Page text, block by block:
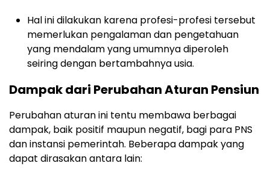
Hal ini dilakukan karena profesi-profesi tersebut
memerlukan pengalaman dan pengetahuan
yang mendalam yang umumnya diperoleh
seiring dengan bertambahnya usia.
Dampak dari Perubahan Aturan Pensiun
Perubahan aturan ini tentu membawa berbagai
dampak, baik positif maupun negatif, bagi para PNS
dan instansi pemerintah. Beberapa dampak yang
dapat dirasakan antara lain: